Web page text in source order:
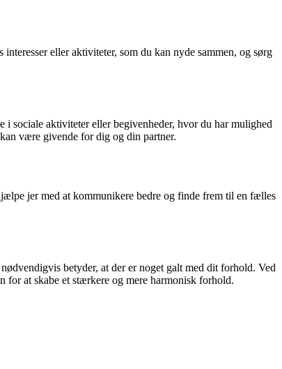
eller aktiviteter, som du kan nyde sammen, og sørg
sociale aktiviteter eller begivenheder, hvor du har mulighed
være givende for dig og din partner.
jer med at kommunikere bedre og finde frem til en fælles
betyder, at der er noget galt med dit forhold. Ved
for at skabe et stærkere og mere harmonisk forhold.